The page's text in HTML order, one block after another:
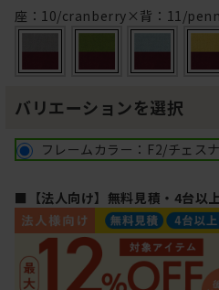
座：10/cranberry×背：11/
バリエーションを選択
フレームカラー：F2/チェス
■【法人向け】無料見積・4台以